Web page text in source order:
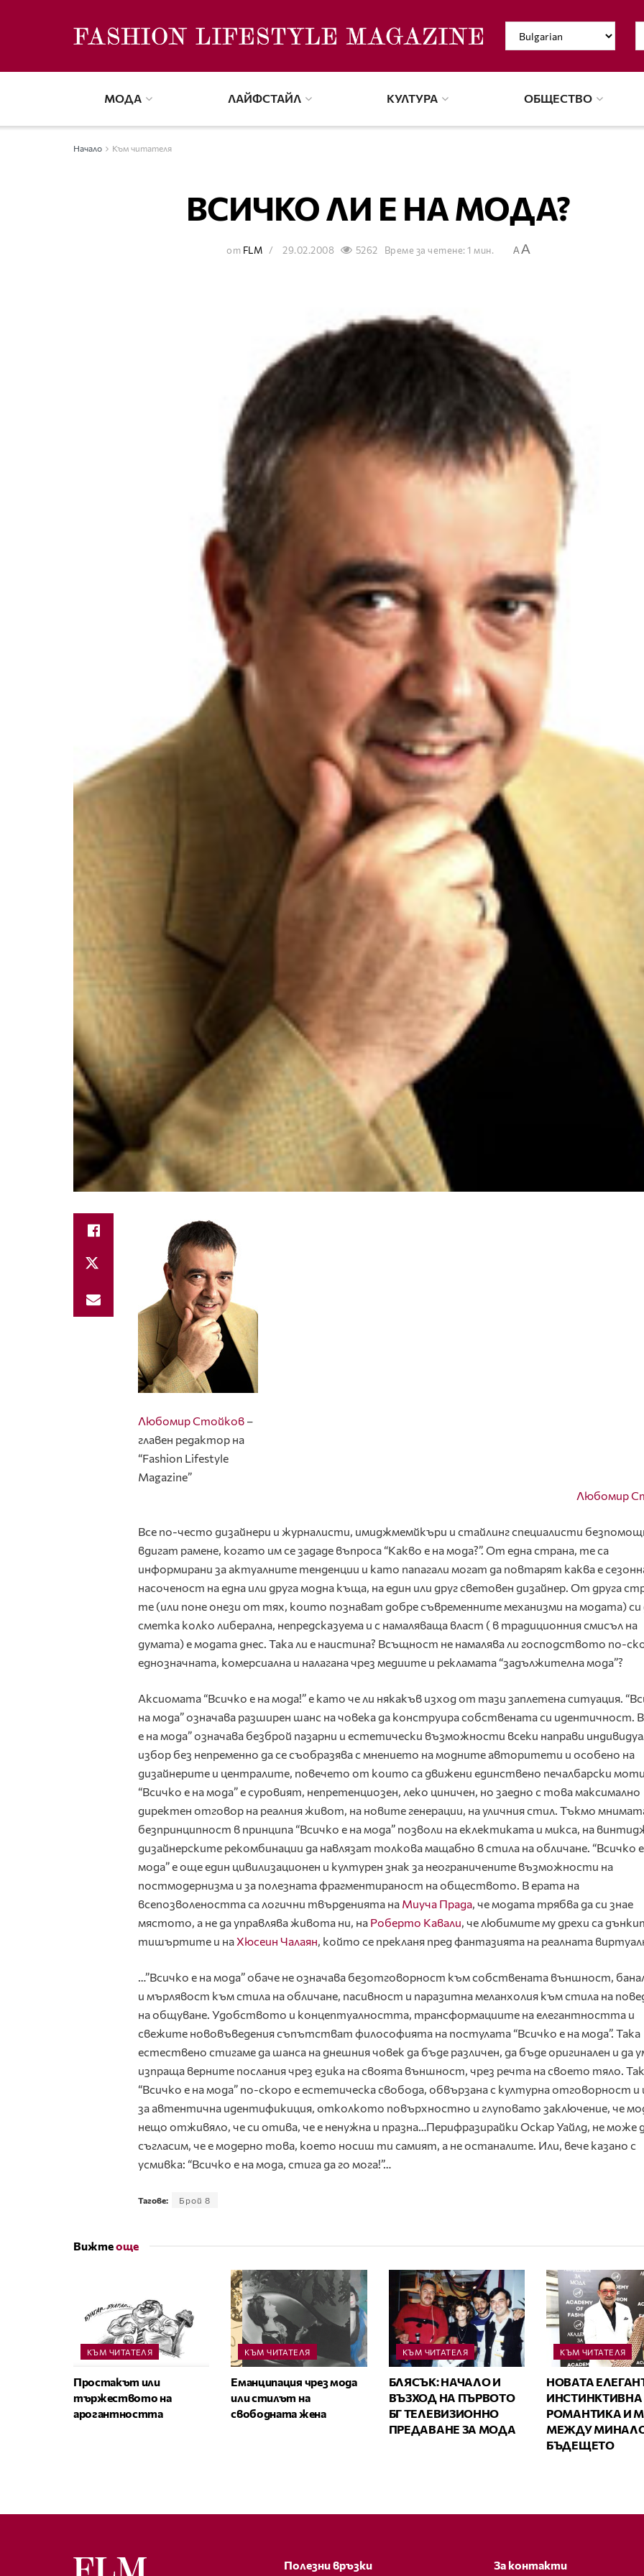
МОДА ЛАЙФСТАЙЛ КУЛТУРА ОБЩЕСТВО
Начало Към читателя
ВСИЧКО ЛИ Е НА МОДА?
от FLM 29.02.2008 5262 Време за четене: 1 мин. AA
Любомир Стойков –
главен редактор на
“Fashion Lifestyle
Magazine”
Любомир
Все по-често дизайнери и журналисти, имиджмемйкъри и стайлинг специалисти
вдигат рамене, когато им се зададе въпроса “Какво е на мода?”. От една страна, те са
информирани за актуалните тенденции и като папагали могат да повтарят каква е
насоченост на една или друга модна къща, на един или друг световен дизайнер. От друга
те (или поне онези от тях, които познават добре съвременните механизми на модата) си
сметка колко либерална, непредсказуема и с намаляваща власт ( в традиционния смисъл на
думата) е модата днес. Така ли е наистина? Всъщност не намалява ли господството по-
еднозначната, комерсиална и налагана чрез медиите и рекламата “задължителна мода”?
Аксиомата “Всичко е на мода!” е като че ли някакъв изход от тази заплетена ситуация.
на мода” означава разширен шанс на човека да конструира собствената си идентичност.
е на мода” означава безброй пазарни и естетически възможности всеки направи
избор без непременно да се съобразява с мнението на модните авторитети и особено на
дизайнерите и централите, повечето от които са движени единствено печалбарски
“Всичко е на мода” е суровият, непретенциозен, леко циничен, но заедно с това максимално
директен отговор на реалния живот, на новите генерации, на уличния стил. Тъкмо
безпринципност в принципа “Всичко е на мода” позволи на еклектиката и микса, на
дизайнерските рекомбинации да навлязат толкова мащабно в стила на обличане. “Всичко
мода” е още един цивилизационен и културен знак за неограничените възможности на
постмодернизма и за полезната фрагментираност на обществото. В ерата на
всепозволеността са логични твърденията на Миуча Прада, че модата трябва да си знае
мястото, а не да управлява живота ни, на Роберто Кавали, че любимите му дрехи са
тишъртите и наХюсеин Чалаян, който се прекланя пред фантазията на реалната
…”Всичко е на мода” обаче не означава безотговорност към собствената външност,
и мърлявост към стила на обличане, пасивност и паразитна меланхолия към стила на
на общуване. Удобството и концептуалността, трансформациите на елегантността и
свежите нововъведения съпътстват философията на постулата “Всичко е на мода”. Така
естествено стигаме да шанса на днешния човек да бъде различен, да бъде оригинален и да
изпраща верните послания чрез езика на своята външност, чрез речта на своето тяло.
“Всичко е на мода” по-скоро е естетическа свобода, обвързана с културна отговорност и
за автентична идентификиция, отколкото повърхностно и глуповато заключение, че
нещо отживяло, че си отива, че е ненужна и празна…Перифразирайки Оскар Уайлд, не може
съгласим, че е модерно това, което носиш ти самият, а не останалите. Или, вече казано с
усмивка: “Всичко е на мода, стига да го мога!”…
Тагове: Брой 8
Вижтеоще
КЪМ ЧИТАТЕЛЯ
Простакът или
тържеството на
арогантността
КЪМ ЧИТАТЕЛЯ
Еманципация чрез мода
или стилът на
свободната жена
КЪМ ЧИТАТЕЛЯ
БЛЯСЪК: НАЧАЛО И
ВЪЗХОД НА ПЪРВОТО
БГ ТЕЛЕВИЗИОННО
ПРЕДАВАНЕ ЗА МОДА
КЪМ ЧИТАТЕЛЯ
НОВАТА
ИНСТИНКТИВНА
РОМАНТИКА И
МЕЖДУ
БЪДЕЩЕТО
Полезни връзки За контакти